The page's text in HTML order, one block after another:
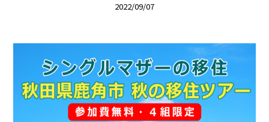
2022/09/07